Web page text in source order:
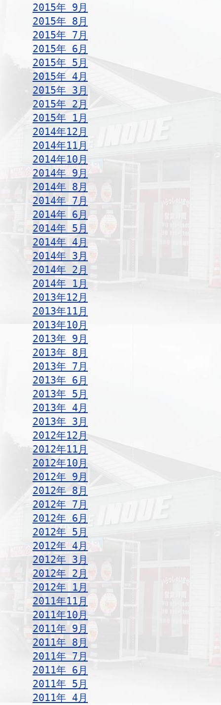
2015年 9月
2015年 8月
2015年 7月
2015年 6月
2015年 5月
2015年 4月
2015年 3月
2015年 2月
2015年 1月
2014年12月
2014年11月
2014年10月
2014年 9月
2014年 8月
2014年 7月
2014年 6月
2014年 5月
2014年 4月
2014年 3月
2014年 2月
2014年 1月
2013年12月
2013年11月
2013年10月
2013年 9月
2013年 8月
2013年 7月
2013年 6月
2013年 5月
2013年 4月
2013年 3月
2012年12月
2012年11月
2012年10月
2012年 9月
2012年 8月
2012年 7月
2012年 6月
2012年 5月
2012年 4月
2012年 3月
2012年 2月
2012年 1月
2011年11月
2011年10月
2011年 9月
2011年 8月
2011年 7月
2011年 6月
2011年 5月
2011年 4月